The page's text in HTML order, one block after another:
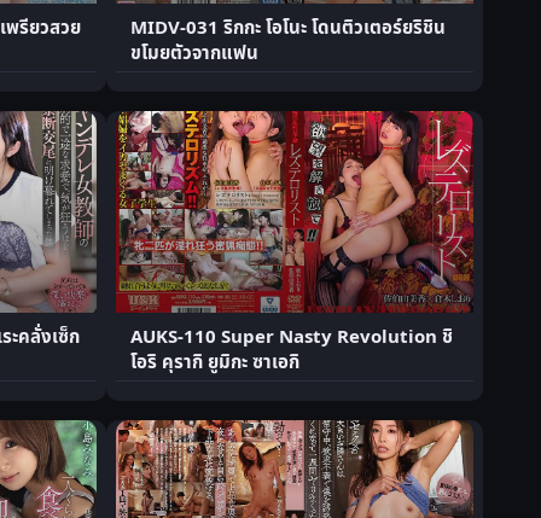
พรียวสวย
MIDV-031 ริกกะ โอโนะ โดนติวเตอร์ยริชิน
ขโมยตัวจากแฟน
ะคลั่งเซ็ก
AUKS-110 Super Nasty Revolution ชิ
โอริ คุรากิ ยูมิกะ ซาเอกิ